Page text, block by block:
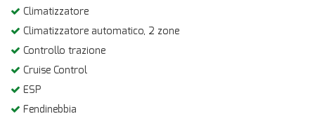
Climatizzatore
Climatizzatore automatico, 2 zone
Controllo trazione
Cruise Control
ESP
Fendinebbia